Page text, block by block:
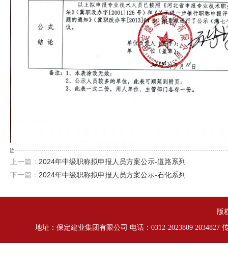
上一篇： 2024年中级职称拟申报人员方案公示-道路系列
下一篇： 2024年中级职称拟申报人员方案公示-石化系列
版
地址：保定建业集团有限公司 电话：0312-2023809 2034827